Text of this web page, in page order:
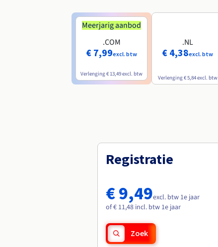
Meerjarig aanbod
.COM
€ 7,99excl. btw
Verlenging € 13,49excl. btw
.NL
€ 4,38excl. btw
Verlenging € 5,84excl. btw
Registratie
€ 9,49excl. btw 1e jaar
of € 11,48 incl. btw 1e jaar
Zoek